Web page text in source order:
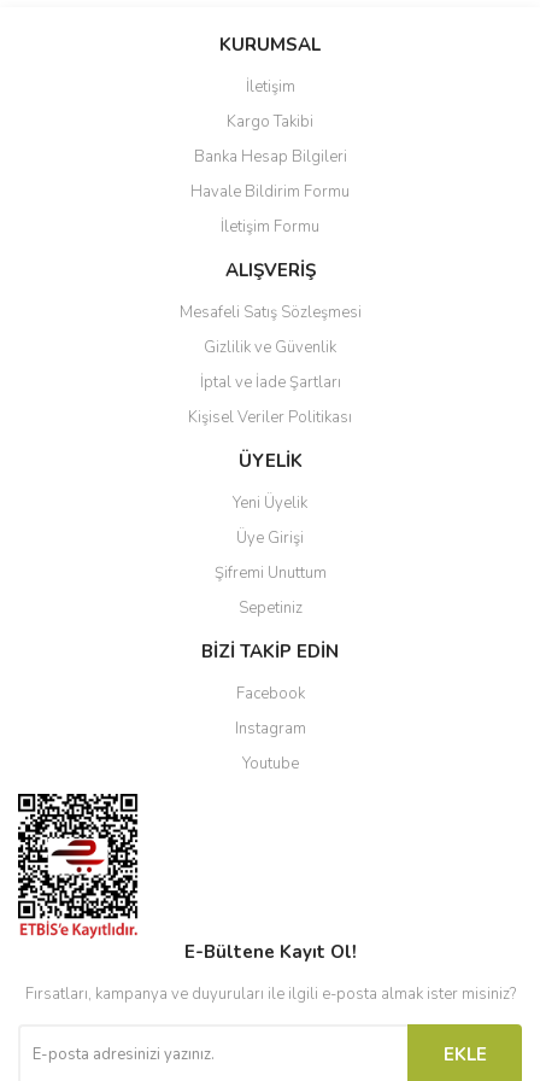
Bu ürüne ilk yorumu siz yapın!
Ürün resmi kalitesiz, bozuk veya görüntülenemiyor.
Ürün açıklamasında eksik bilgiler bulunuyor.
Ürün bilgilerinde hatalar bulunuyor.
Ürün fiyatı diğer sitelerden daha pahalı.
Bu ürüne benzer farklı alternatifler olmalı.
Gönder
KURUMSAL
İletişim
Kargo Takibi
Banka Hesap Bilgileri
Havale Bildirim Formu
İletişim Formu
ALIŞVERİŞ
Mesafeli Satış Sözleşmesi
Gizlilik ve Güvenlik
İptal ve İade Şartları
Kişisel Veriler Politikası
ÜYELİK
Yeni Üyelik
Üye Girişi
Şifremi Unuttum
Sepetiniz
BİZİ TAKİP EDİN
Facebook
Instagram
Youtube
E-Bültene Kayıt Ol!
Fırsatları, kampanya ve duyuruları ile ilgili e-posta almak ister misiniz?
EKLE